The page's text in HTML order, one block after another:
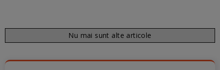
Nu mai sunt alte articole